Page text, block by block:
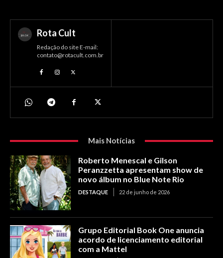
Rota Cult
Redação do site E-mail:
contato@rotacult.com.br
Mais Notícias
Roberto Menescal e Gilson
Peranzzetta apresentam show de
novo álbum no Blue Note Rio
DESTAQUE 22 de junho de 2026
Grupo Editorial Book One anuncia
acordo de licenciamento editorial
com a Mattel